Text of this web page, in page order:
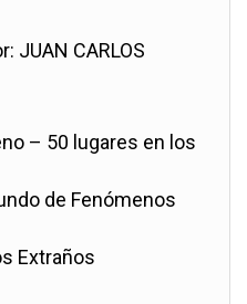
JUAN CARLOS
– 50 lugares en los
de Fenómenos
Extraños